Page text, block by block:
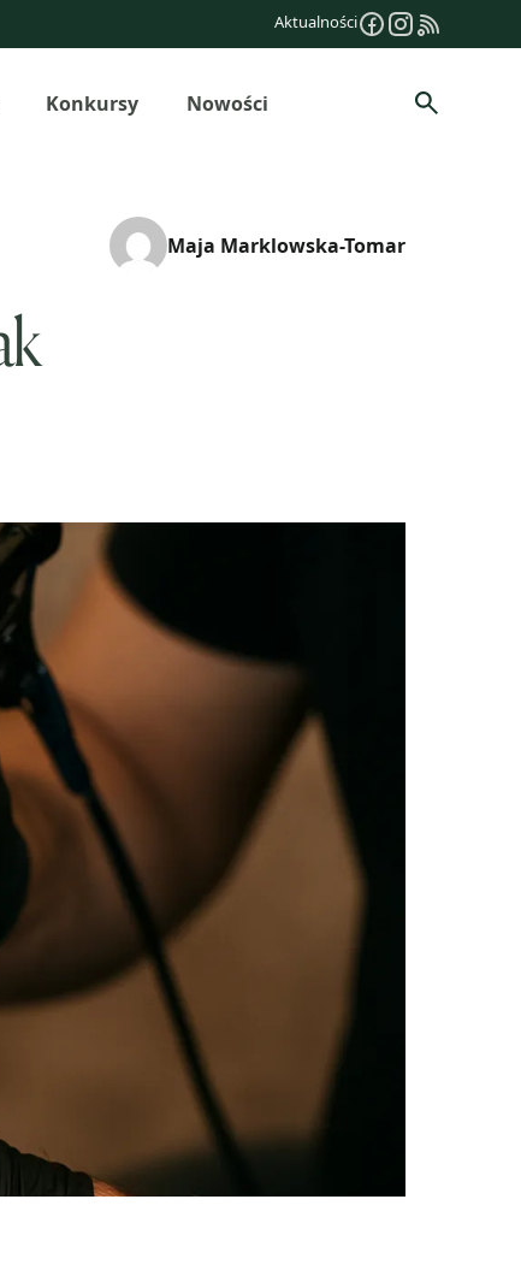
Aktualności
Konkursy Nowości Szukaj
Maja Marklowska-Tomar